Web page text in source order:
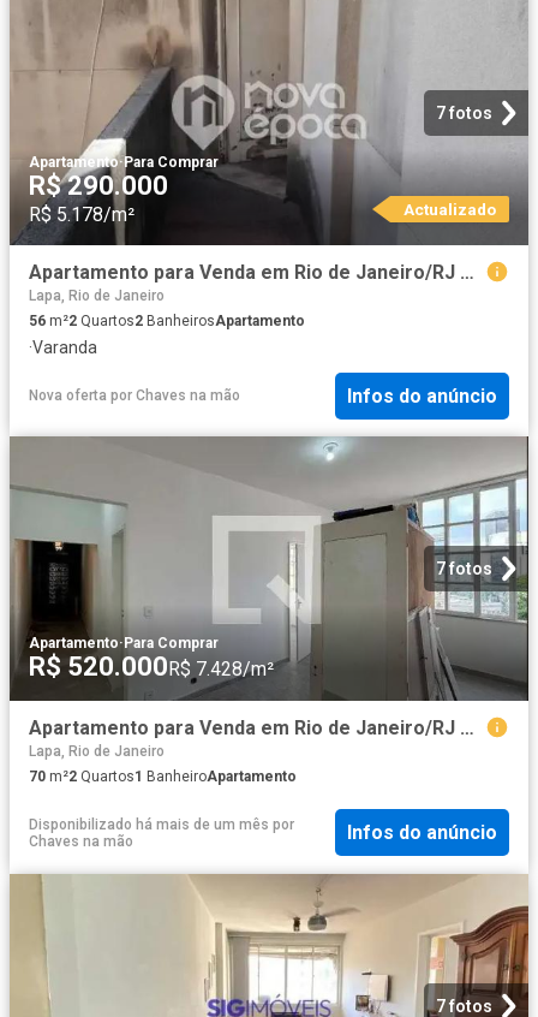
7 fotos
Apartamento·Para Comprar
R$ 290.000
R$ 5.178/m² Actualizado
Apartamento para Venda em Rio de Janeiro/RJ Glória 2 Quartos
Lapa, Rio de Janeiro
56 m²2 Quartos2 BanheirosApartamento
·Varanda
Nova oferta por Chaves na mão Infos do anúncio
7 fotos
Apartamento· Para Comprar
R$ 520.000 R$ 7.428/m²
Apartamento para Venda em Rio de Janeiro/RJ Centro 2 Quartos
Lapa, Rio de Janeiro
70 m²2 Quartos1 BanheiroApartamento
Disponibilizado há mais de um mês por
Chaves na mão
Infos do anúncio
7 fotos